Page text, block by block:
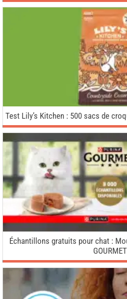
Test Lily’s Kitchen : 500 sacs de
Échantillons gratuits pour chat :
GOURMET